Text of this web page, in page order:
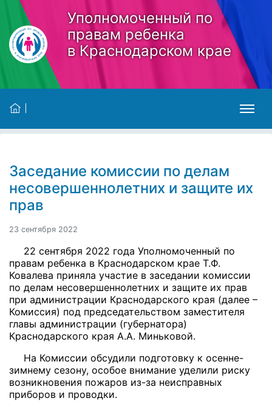
Skip to main content
Уполномоченный по
правам ребенка
в Краснодарском крае
Заседание комиссии по делам
несовершеннолетних и защите их
прав
23 сентября 2022
22 сентября 2022 года Уполномоченный по
правам ребенка в Краснодарском крае Т.Ф.
Ковалева приняла участие в заседании комиссии
по делам несовершеннолетних и защите их прав
при администрации Краснодарского края (далее –
Комиссия) под председательством заместителя
главы администрации (губернатора)
Краснодарского края А.А. Миньковой.
На Комиссии обсудили подготовку к осенне-
зимнему сезону, особое внимание уделили риску
возникновения пожаров из-за неисправных
приборов и проводки.